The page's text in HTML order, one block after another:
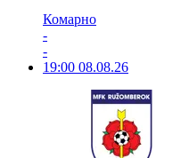
Комарно
-
-
19:00 08.08.26